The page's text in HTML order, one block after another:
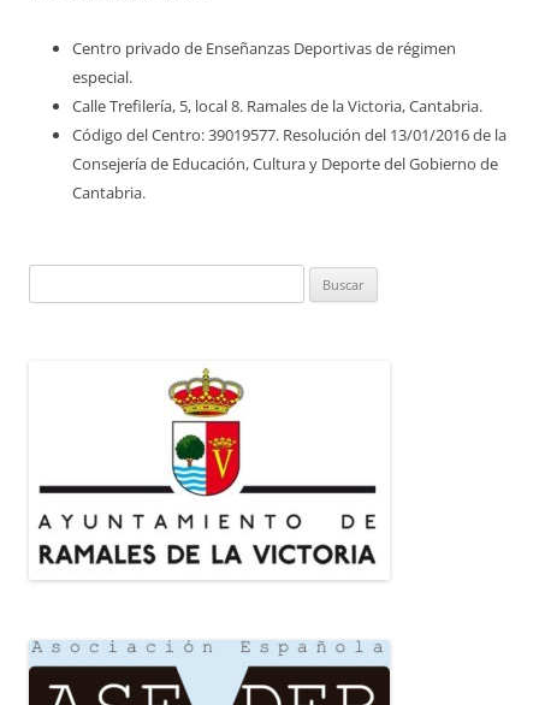
Centro privado de Enseñanzas Deportivas de régimen
especial.
Calle Trefilería, 5, local 8. Ramales de la Victoria, Cantabria.
Código del Centro: 39019577. Resolución del 13/01/2016 de la
Consejería de Educación, Cultura y Deporte del Gobierno de
Cantabria.